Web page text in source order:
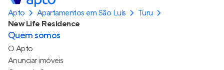
Apto Apartamentos em São Luís
Turu
New Life Residence
Quem somos
O Apto
Anunciar imóveis